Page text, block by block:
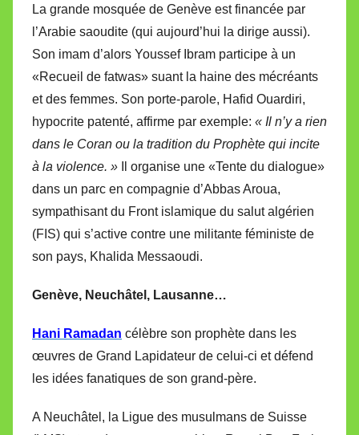
La grande mosquée de Genève est financée par
l’Arabie saoudite (qui aujourd’hui la dirige aussi).
Son imam d’alors Youssef Ibram participe à un
«Recueil de fatwas» suant la haine des mécréants
et des femmes. Son porte-parole, Hafid Ouardiri,
hypocrite patenté, affirme par exemple: « Il n’y a rien
dans le Coran ou la tradition du Prophète qui incite
à la violence. » Il organise une «Tente du dialogue»
dans un parc en compagnie d’Abbas Aroua,
sympathisant du Front islamique du salut algérien
(FIS) qui s’active contre une militante féministe de
son pays, Khalida Messaoudi.
Genève, Neuchâtel, Lausanne…
Hani Ramadan célèbre son prophète dans les
œuvres de Grand Lapidateur de celui-ci et défend
les idées fanatiques de son grand-père.
A Neuchâtel, la Ligue des musulmans de Suisse